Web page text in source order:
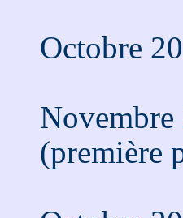
Octobre
Novembre
(première